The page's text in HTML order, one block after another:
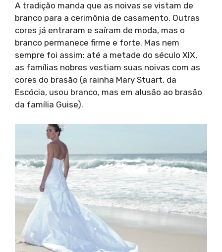
A tradição manda que as noivas se vistam de
branco para a cerimônia de casamento. Outras
cores já entraram e saíram de moda, mas o
branco permanece firme e forte. Mas nem
sempre foi assim: até a metade do século XIX,
as famílias nobres vestiam suas noivas com as
cores do brasão (a rainha Mary Stuart, da
Escócia, usou branco, mas em alusão ao brasão
da família Guise).